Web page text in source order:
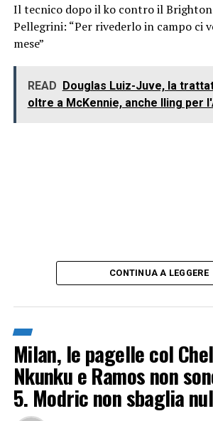
Il tecnico dopo il ko contro il
Pellegrini: “Per rivederlo in campo ci
mese”
READ Douglas Luiz-Juve, la
oltre a McKennie, anche Iling per
CONTINUA A LEGGERE
Milan, le pagelle col
Nkunku e Ramos non
5. Modric non sbaglia